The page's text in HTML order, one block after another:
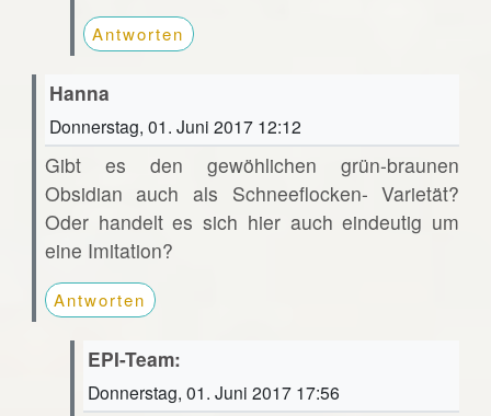
Antworten
Hanna
Donnerstag, 01. Juni 2017 12:12
Gibt es den gewöhlichen grün-braunen
Obsidian auch als Schneeflocken- Varietät?
Oder handelt es sich hier auch eindeutig um
eine Imitation?
Antworten
EPI-Team:
Donnerstag, 01. Juni 2017 17:56